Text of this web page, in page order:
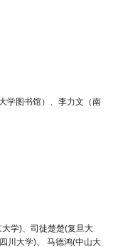
学图书馆）、 李力文（南
学)、司徒楚楚(复旦大
川大学)、 马德鸿(中山大